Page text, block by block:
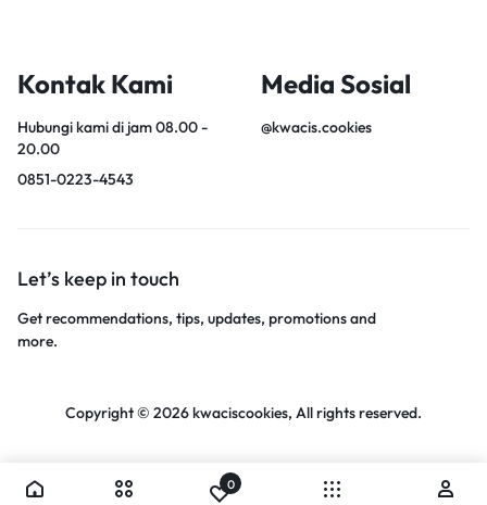
Kontak Kami
Hubungi kami di jam 08.00 -
20.00
0851-0223-4543
Media Sosial
@kwacis.cookies
Let’s keep in touch
Get recommendations, tips, updates, promotions and
more.
Copyright © 2026 kwaciscookies, All rights reserved.
0